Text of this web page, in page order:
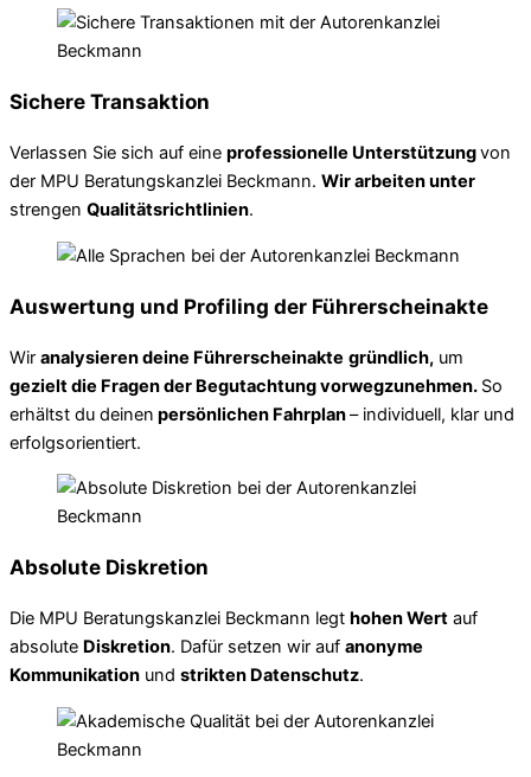
Sichere Transaktion
Verlassen Sie sich auf eine professionelle Unterstützungvon
der MPU Beratungskanzlei Beckmann. Wir arbeiten unter
strengen Qualitätsrichtlinien.
Auswertung und Profiling der Führerscheinakte
Wir analysieren deine Führerscheinakte gründlich, um
gezielt die Fragen der Begutachtung vorwegzunehmen. So
erhältst du deinen persönlichen Fahrplan– individuell, klar und
erfolgsorientiert.
Absolute Diskretion
Die MPU Beratungskanzlei Beckmann legt hohen Wert auf
absolute Diskretion. Dafür setzen wir auf anonyme
Kommunikation und strikten Datenschutz.